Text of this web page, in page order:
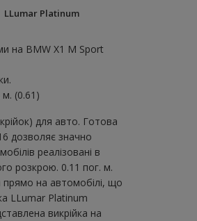
LLumar Platinum
на BMW X1 M Sport
м. (0.61)
для авто. Готова
дозволяє значно
реалізовані в
розкрою. 0.11 пог. м.
прямо на автомобілі, що
LLumar Platinum
​​викрійка на